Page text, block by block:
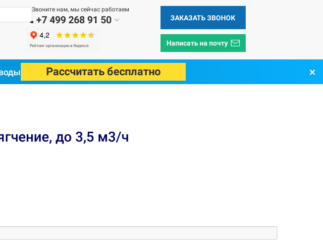
Звоните нам, мы сейчас работаем
+7 499 268 91 50 ЗАКАЗАТЬ ЗВОНОК
Написать на почту
Рассчитать бесплатно ×
до 3,5 м3/ч